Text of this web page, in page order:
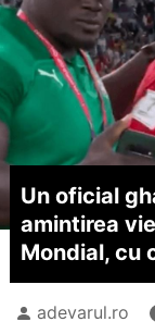
Un oficial
amintirea
Mondial, cu
adevarul.ro